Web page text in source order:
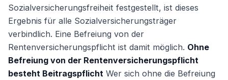
Sozialversicherungsfreiheit festgestellt, ist dieses
Ergebnis für alle Sozialversicherungsträger
verbindlich. Eine Befreiung von der
Rentenversicherungspflicht ist damit möglich. Ohne
Befreiung von der Rentenversicherungspflicht
besteht Beitragspflicht Wer sich ohne die Befreiung